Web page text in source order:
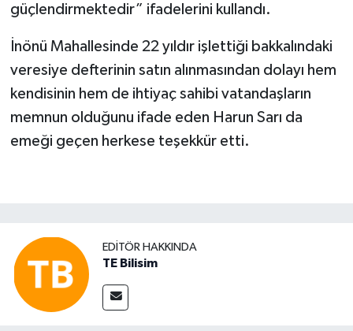
güçlendirmektedir” ifadelerini kullandı.
İnönü Mahallesinde 22 yıldır işlettiği bakkalındaki
veresiye defterinin satın alınmasından dolayı hem
kendisinin hem de ihtiyaç sahibi vatandaşların
memnun olduğunu ifade eden Harun Sarı da
emeği geçen herkese teşekkür etti.
EDITÖR HAKKINDA
TE Bilisim